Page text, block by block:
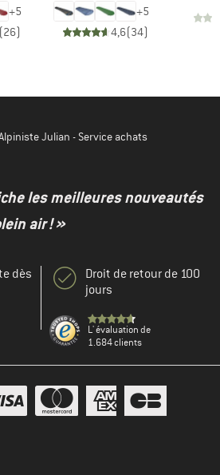
+5
(26)
+5
4,6(34)
Julian - Service achats
les meilleures nouveautés
air ! »
dès
Droit de retour de 100
jours
L' évaluation de
1.684 clients